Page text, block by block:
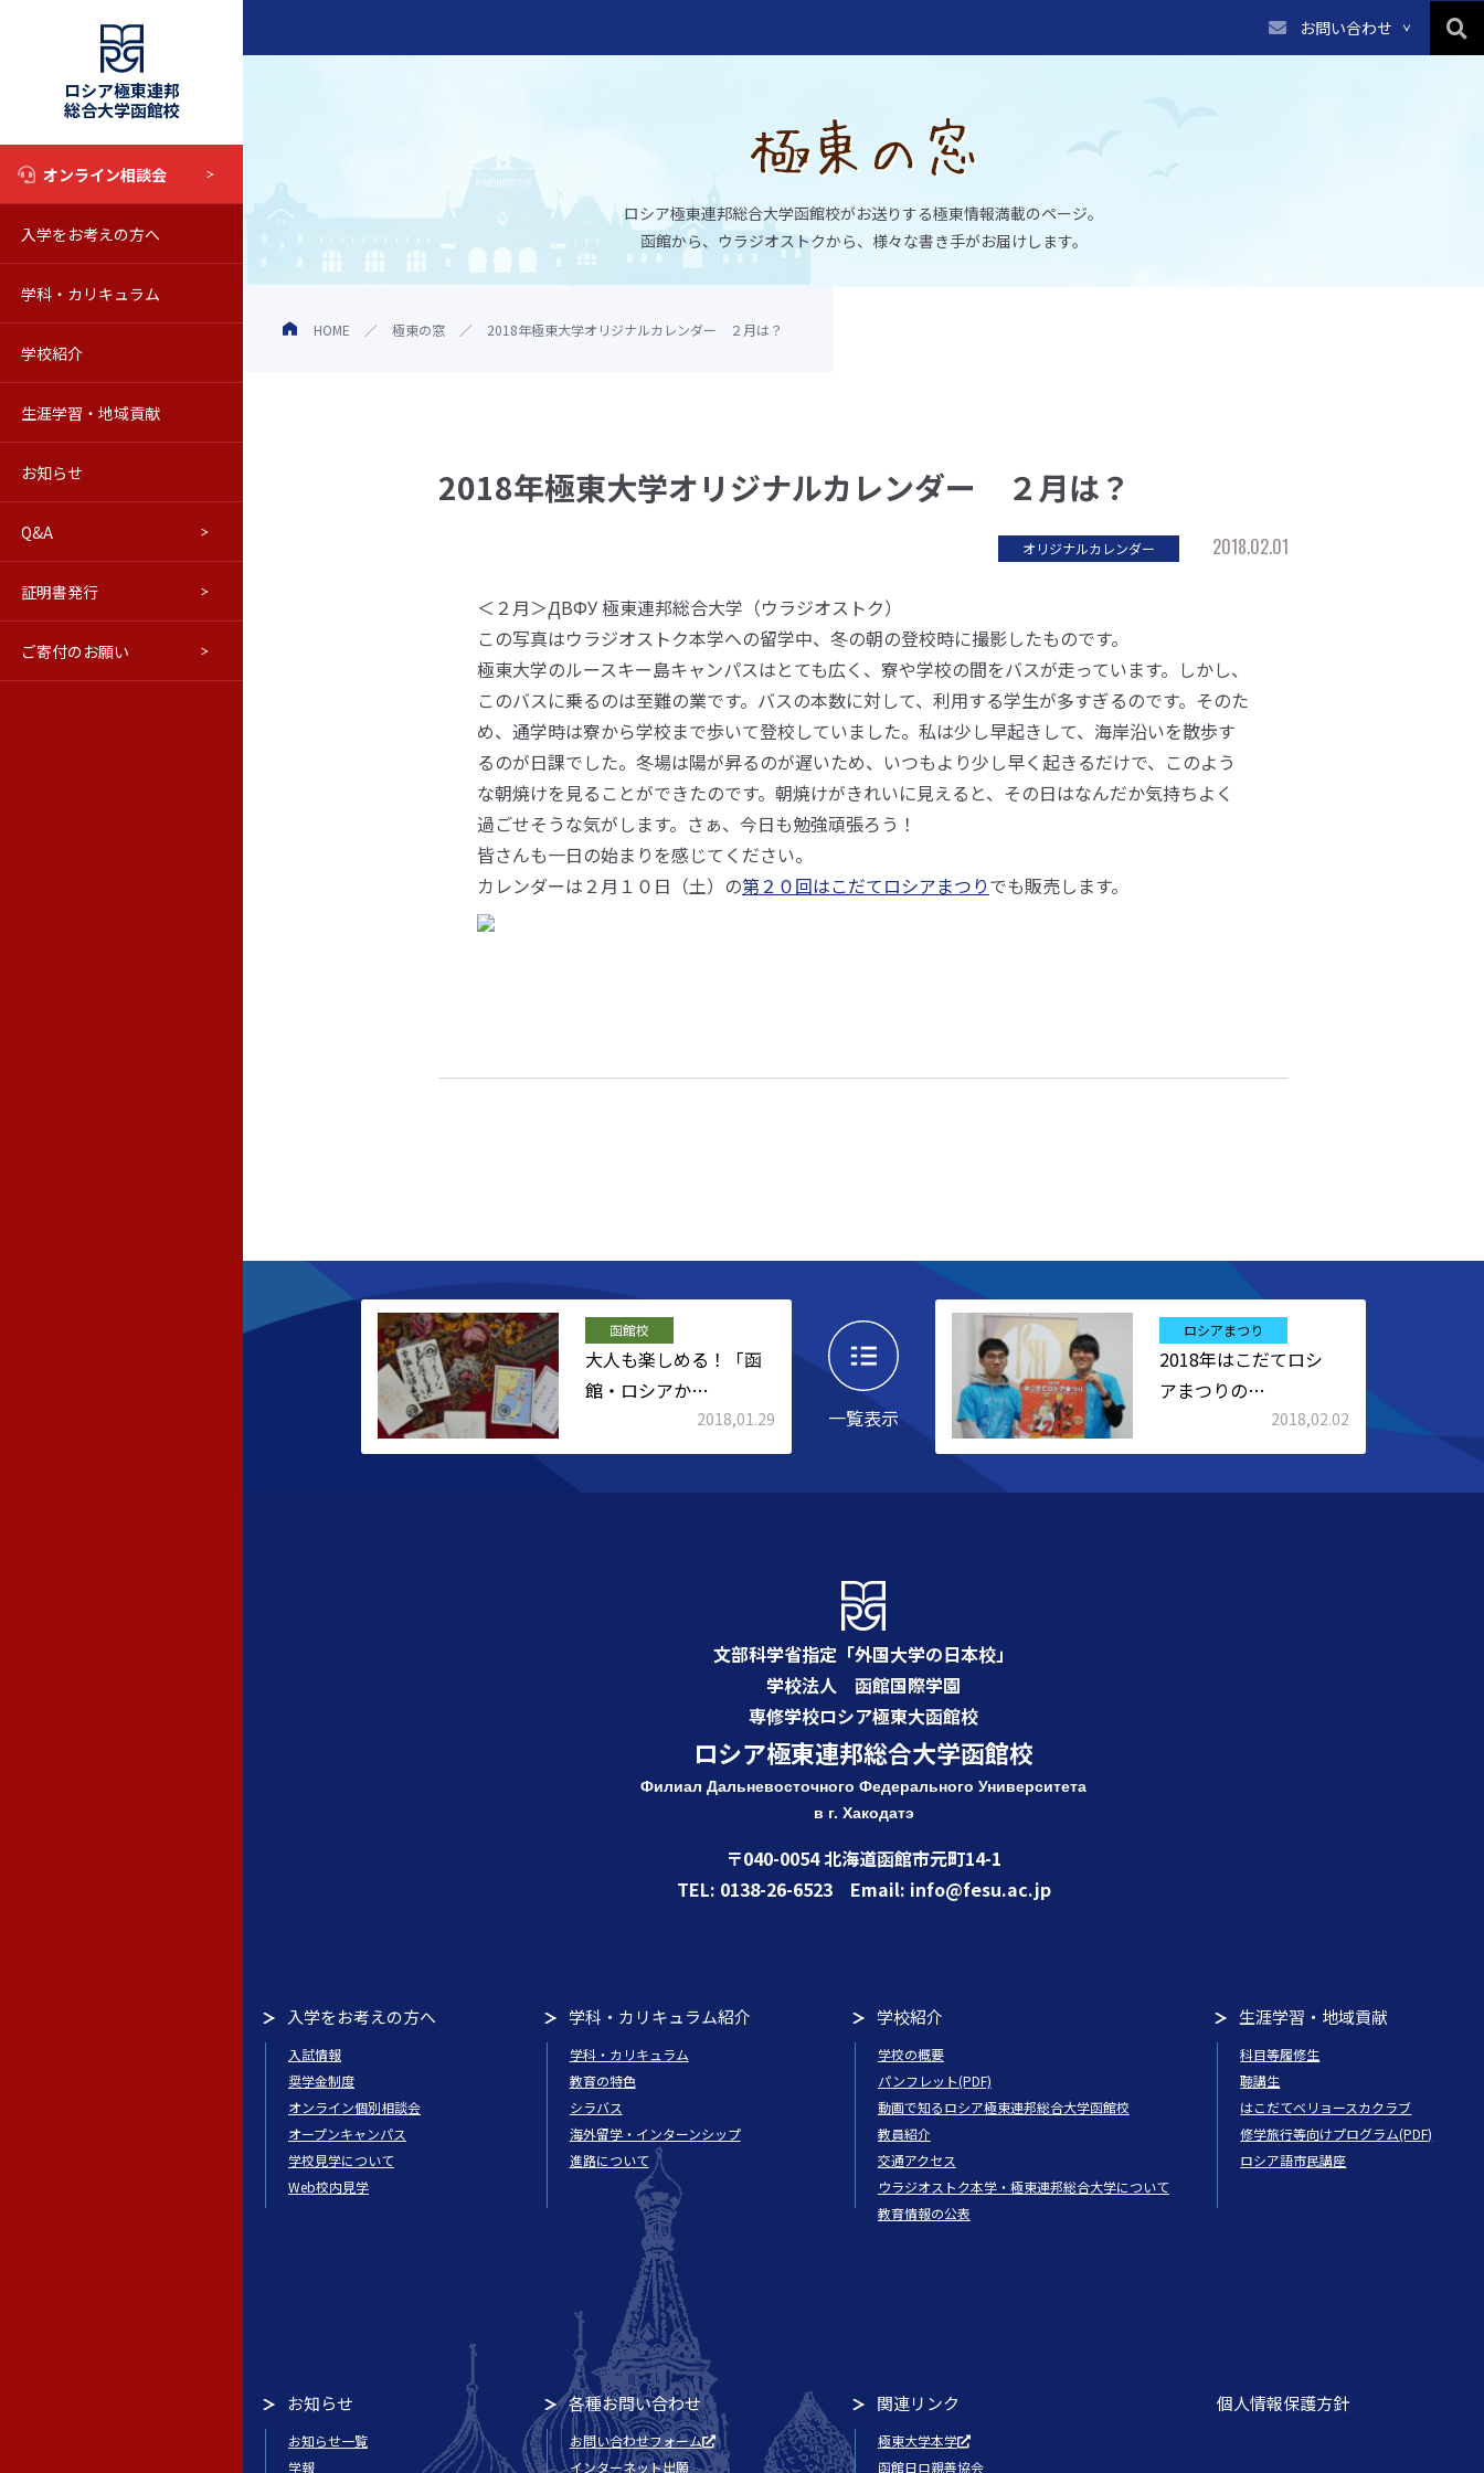
ロシア極東連邦
総合大学函館校
オンライン相談会
入学をお考えの方へ 入試情報
学科・カリキュラム
学校紹介
生涯学習・地域貢献
お知らせ
Q&A
証明書発行
ご寄付のお願い
お問い合わせ
ロシア極東連邦総合大学函館校がお送りする極東情報満載のページ。
函館から、ウラジオストクから、様々な書き手がお届けします。
HOME 極東の窓 2018年極東大学オリジナルカレンダー ２月は？
2018年極東大学オリジナルカレンダー ２月は？
オリジナルカレンダー 2018.02.01
＜２月＞ДВФУ 極東連邦総合大学（ウラジオストク）
この写真はウラジオストク本学への留学中、冬の朝の登校時に撮影したものです。
極東大学のルースキー島キャンパスはとても広く、寮や学校の間をバスが走っています。しかし、
このバスに乗るのは至難の業です。バスの本数に対して、利用する学生が多すぎるのです。そのた
め、通学時は寮から学校まで歩いて登校していました。私は少し早起きして、海岸沿いを散歩す
るのが日課でした。冬場は陽が昇るのが遅いため、いつもより少し早く起きるだけで、このよう
な朝焼けを見ることができたのです。朝焼けがきれいに見えると、その日はなんだか気持ちよく
過ごせそうな気がします。さぁ、今日も勉強頑張ろう！
皆さんも一日の始まりを感じてください。
カレンダーは２月１０日（土）の第２０回はこだてロシアまつりでも販売します。
函館校
大人も楽しめる！「函
館・ロシアか…
2018,01.29 一覧表示
ロシアまつり
2018年はこだてロシ
アまつりの…
2018,02.02
文部科学省指定「外国大学の日本校」
学校法人 函館国際学園
専修学校ロシア極東大函館校
ロシア極東連邦総合大学函館校
Филиал Дальневосточного Федерального Университета
в г. Хакодатэ
〒040-0054 北海道函館市元町14-1
TEL: 0138-26-6523 Email: info@fesu.ac.jp
入学をお考えの方へ
入試情報
奨学金制度
オンライン個別相談会
オープンキャンパス
学校見学について
Web校内見学
学科・カリキュラム紹介
学科・カリキュラム
教育の特色
シラバス
海外留学・インターンシップ
進路について
学校紹介
学校の概要
パンフレット(PDF)
動画で知るロシア極東連邦総合大学函館校
教員紹介
交通アクセス
ウラジオストク本学・極東連邦総合大学について
教育情報の公表
生涯学習・地域貢献
科目等履修生
聴講生
はこだてベリョースカクラブ
修学旅行等向けプログラム(PDF)
ロシア語市民講座
お知らせ
お知らせ一覧
学報
各種お問い合わせ
お問い合わせフォーム
インターネット出願
関連リンク
極東大学本学
函館日ロ親善協会
個人情報保護方針